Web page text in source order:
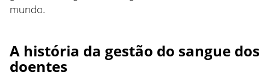
mundo.
A história da gestão do sangue dos
doentes